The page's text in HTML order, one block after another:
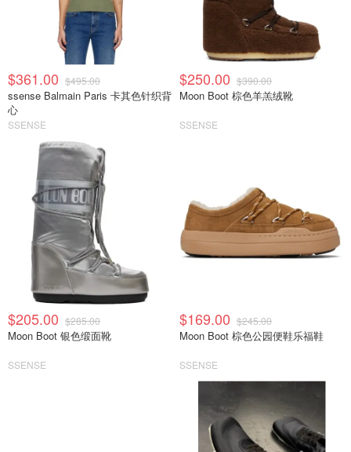
$361.00 $495.00
ssense Balmain Paris 卡其色针织背
心
SSENSE
$250.00 $390.00
Moon Boot 棕色羊羔绒靴
SSENSE
$205.00 $285.00
Moon Boot 银色缎面靴
SSENSE
$169.00 $245.00
Moon Boot 棕色公园便鞋乐福鞋
SSENSE